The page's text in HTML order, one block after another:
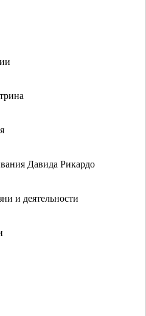
Давида Рикардо
и деятельности